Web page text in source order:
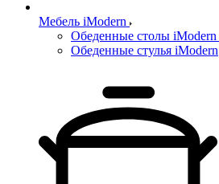
Мебель iModern
Обеденные столы iModern
Обеденные стулья iModern